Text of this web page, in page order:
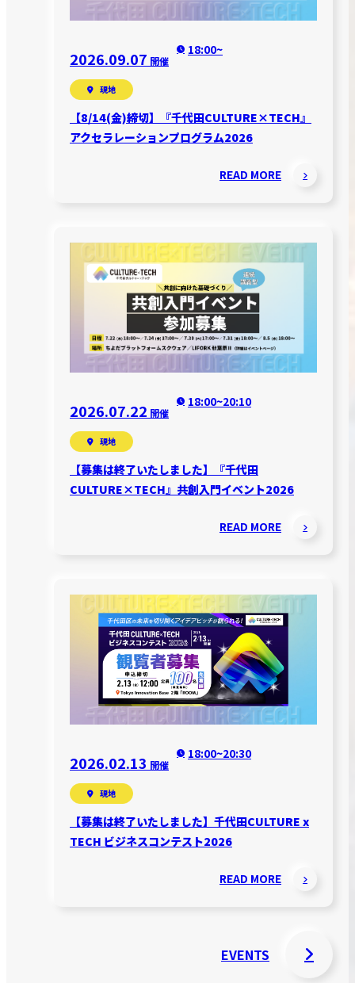
2026.09.07 開催
18:00~
現地
【8/14(金)締切】『千代田CULTURE×TECH』
アクセラレーションプログラム2026
READ MORE
2026.07.22 開催
18:00~20:10
現地
【募集は終了いたしました】『千代田
CULTURE×TECH』共創入門イベント2026
READ MORE
2026.02.13 開催
18:00~20:30
現地
【募集は終了いたしました】千代田CULTURE x
TECH ビジネスコンテスト2026
READ MORE
EVENTS